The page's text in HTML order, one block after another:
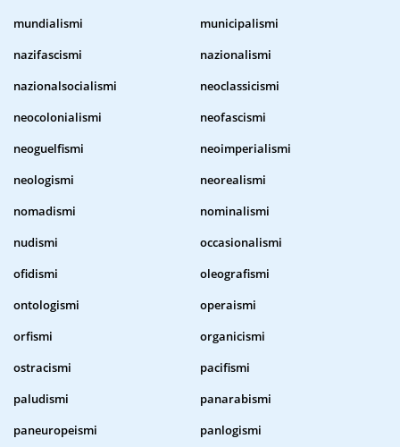
mundialismi
municipalismi
nazifascismi
nazionalismi
nazionalsocialismi
neoclassicismi
neocolonialismi
neofascismi
neoguelfismi
neoimperialismi
neologismi
neorealismi
nomadismi
nominalismi
nudismi
occasionalismi
ofidismi
oleografismi
ontologismi
operaismi
orfismi
organicismi
ostracismi
pacifismi
paludismi
panarabismi
paneuropeismi
panlogismi